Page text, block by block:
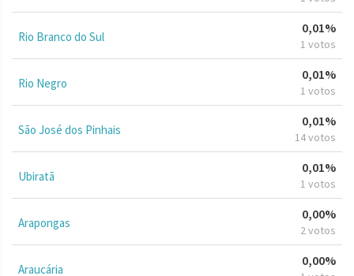
Rio Branco do Sul
0,01%
1 votos
Rio Negro
0,01%
1 votos
São José dos Pinhais
0,01%
14 votos
Ubiratã
0,01%
1 votos
Arapongas
0,00%
2 votos
Araucária
0,00%